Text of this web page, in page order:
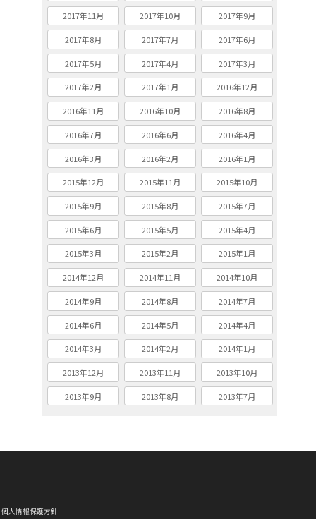
2017年11月 2017年10月 2017年9月
2017年8月 2017年7月 2017年6月
2017年5月 2017年4月 2017年3月
2017年2月 2017年1月 2016年12月
2016年11月 2016年10月 2016年8月
2016年7月 2016年6月 2016年4月
2016年3月 2016年2月 2016年1月
2015年12月 2015年11月 2015年10月
2015年9月 2015年8月 2015年7月
2015年6月 2015年5月 2015年4月
2015年3月 2015年2月 2015年1月
2014年12月 2014年11月 2014年10月
2014年9月 2014年8月 2014年7月
2014年6月 2014年5月 2014年4月
2014年3月 2014年2月 2014年1月
2013年12月 2013年11月 2013年10月
2013年9月 2013年8月 2013年7月
個人情報保護方針